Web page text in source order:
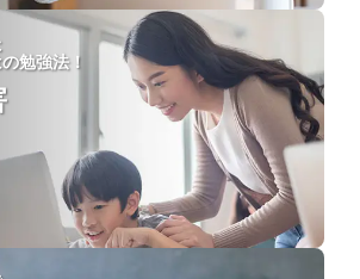
勉強法！